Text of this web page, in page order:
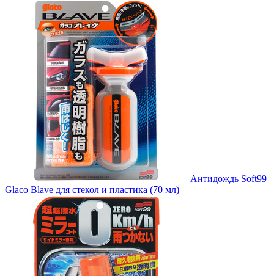
Антидождь Soft99
Glaco Blave для стекол и пластика (70 мл)